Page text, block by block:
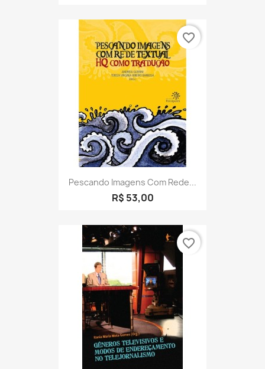
Pescando Imagens Com Rede...
R$ 53,00
favorite_border
favorite_border